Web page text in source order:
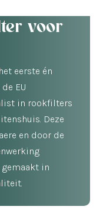
voor
eerste én
EU
in rookfilters
Deze
en door de
in